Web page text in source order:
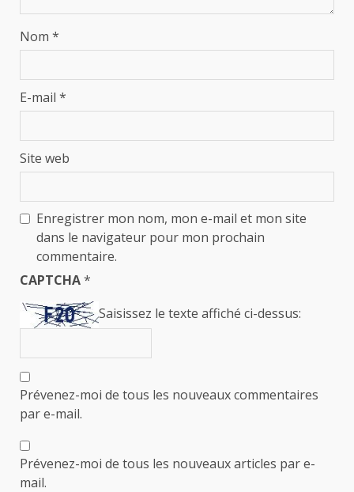
Nom *
E-mail *
Site web
Enregistrer mon nom, mon e-mail et mon site
dans le navigateur pour mon prochain
commentaire.
CAPTCHA*
Saisissez le texte affiché ci-dessus:
Prévenez-moi de tous les nouveaux commentaires
par e-mail.
Prévenez-moi de tous les nouveaux articles par e-
mail.